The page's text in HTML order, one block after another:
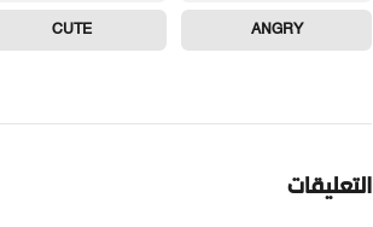
ANGRY
CUTE
التعليقات